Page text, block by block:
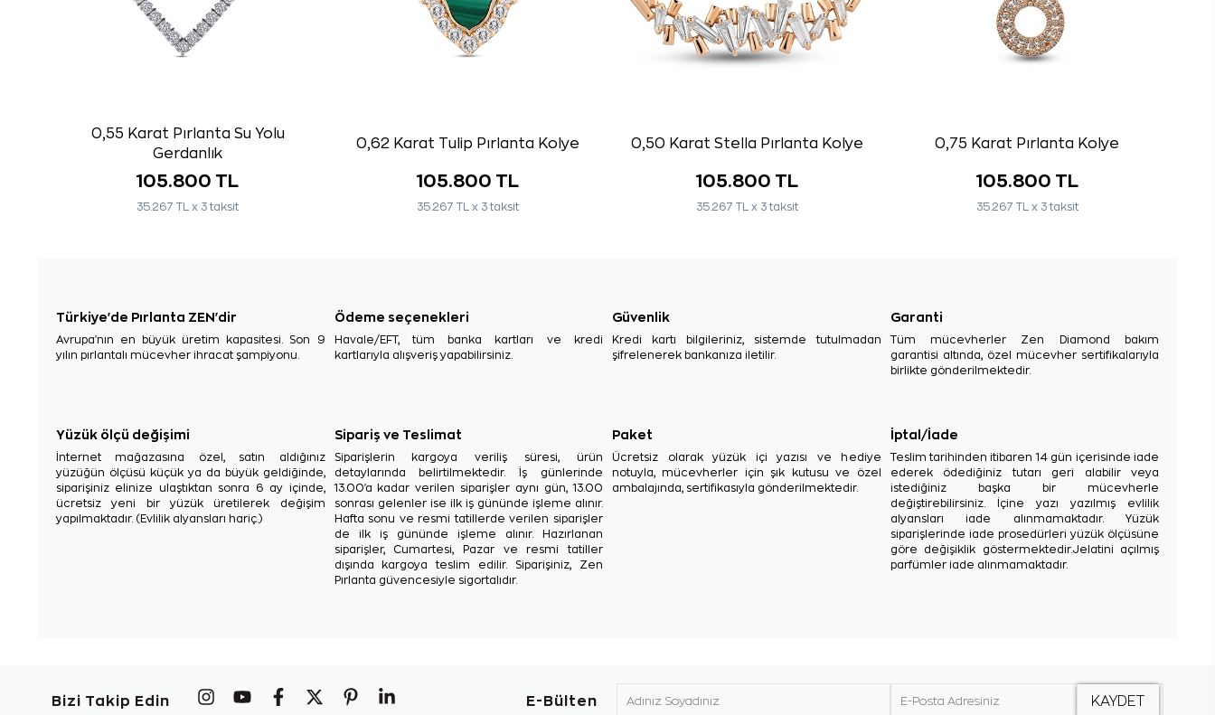
0,55 Karat Pırlanta Su Yolu
Gerdanlık
105.800 TL
35.267 TL x 3 taksit
0,62 Karat Tulip Pırlanta Kolye
105.800 TL
35.267 TL x 3 taksit
0,50 Karat Stella Pırlanta Kolye
105.800 TL
35.267 TL x 3 taksit
0,75 Karat Pırlanta Kolye
105.800 TL
35.267 TL x 3 taksit
Türkiye'de Pırlanta ZEN'dir
Avrupa'nın en büyük üretim kapasitesi. Son 9
yılın pırlantalı mücevher ihracat şampiyonu.
Ödeme seçenekleri
Havale/EFT, tüm banka kartları ve kredi
kartlarıyla alışveriş yapabilirsiniz.
Güvenlik
Kredi kartı bilgileriniz, sistemde tutulmadan
şifrelenerek bankanıza iletilir.
Garanti
Tüm mücevherler Zen Diamond bakım
garantisi altında, özel mücevher sertifikalarıyla
birlikte gönderilmektedir.
Yüzük ölçü değişimi
İnternet mağazasına özel, satın aldığınız
yüzüğün ölçüsü küçük ya da büyük geldiğinde,
siparişiniz elinize ulaştıktan sonra 6 ay içinde,
ücretsiz yeni bir yüzük üretilerek değişim
yapılmaktadır. (Evlilik alyansları hariç.)
Sipariş ve Teslimat
Siparişlerin kargoya veriliş süresi, ürün
detaylarında belirtilmektedir. İş günlerinde
13.00'a kadar verilen siparişler aynı gün, 13.00
sonrası gelenler ise ilk iş gününde işleme alınır.
Hafta sonu ve resmi tatillerde verilen siparişler
de ilk iş gününde işleme alınır. Hazırlanan
siparişler, Cumartesi, Pazar ve resmi tatiller
dışında kargoya teslim edilir. Siparişiniz, Zen
Pırlanta güvencesiyle sigortalıdır.
Paket
Ücretsiz olarak yüzük içi yazısı ve hediye
notuyla, mücevherler için şık kutusu ve özel
ambalajında, sertifikasıyla gönderilmektedir.
İptal/İade
Teslim tarihinden itibaren 14 gün içerisinde iade
ederek ödediğiniz tutarı geri alabilir veya
istediğiniz başka bir mücevherle
değiştirebilirsiniz. İçine yazı yazılmış evlilik
alyansları iade alınmamaktadır. Yüzük
siparişlerinde iade prosedürleri yüzük ölçüsüne
göre değişiklik göstermektedir.Jelatini açılmış
parfümler iade alınmamaktadır.
Bizi Takip Edin E-Bülten